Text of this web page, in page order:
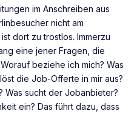
im Anschreiben aus
nicht am
dort zu trostlos. Immerzu
eine jener Fragen, die
beziehe ich mich? Was
die Job-Offerte in mir aus?
Was sucht der Jobanbieter?
ein? Das führt dazu, dass